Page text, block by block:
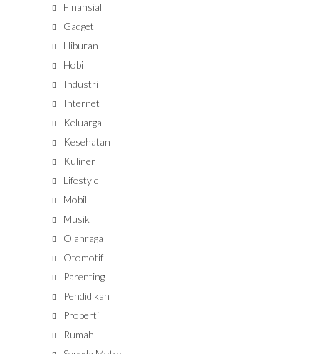
Finansial
Gadget
Hiburan
Hobi
Industri
Internet
Keluarga
Kesehatan
Kuliner
Lifestyle
Mobil
Musik
Olahraga
Otomotif
Parenting
Pendidikan
Properti
Rumah